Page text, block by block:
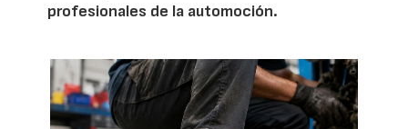
profesionales de la automoción.